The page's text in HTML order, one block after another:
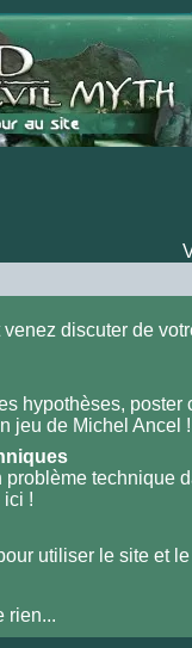
discuter de
hypothèses, poster
jeu de Michel Ancel !
problème technique
ici !
utiliser le site et le
rien...